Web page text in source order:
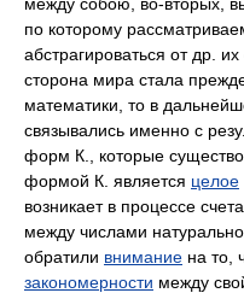
по которому
абстрагироваться от др.
сторона мира стала
математики, то в
связывались именно с
форм К., которые
формой К. является целое
возникает в процессе
между числами
обратили внимание на то,
закономерности между